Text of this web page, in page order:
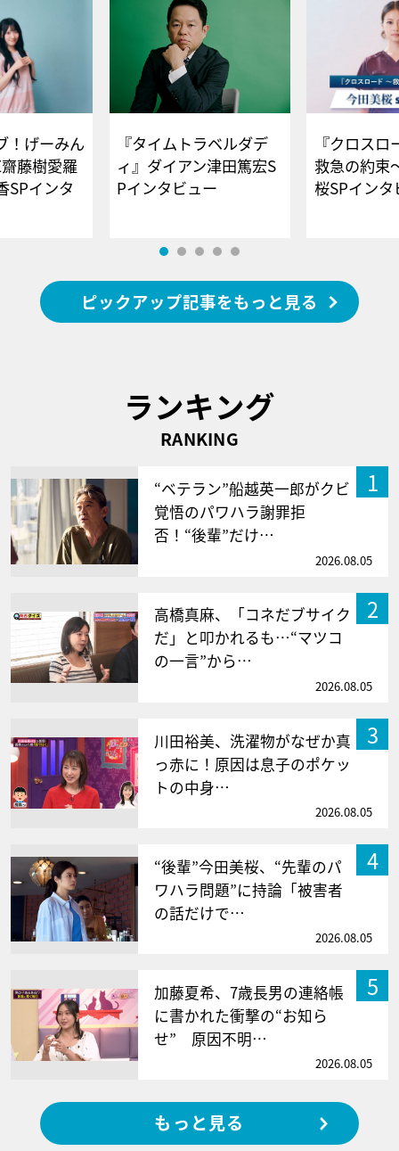
！げーみん
藤樹愛羅
SPインタ
『タイムトラベルダデ
ィ』ダイアン津田篤宏S
Pインタビュー
『クロス
救急の約束
桜SPイ
ピックアップ記事をもっと見る
ランキング
RANKING
1
“ベテラン”船越英一郎がクビ
覚悟のパワハラ謝罪拒
否！“後輩”だけ…
2026.08.05
2
高橋真麻、「コネだブサイク
だ」と叩かれるも…“マツコ
の一言”から…
2026.08.05
3
川田裕美、洗濯物がなぜか真
っ赤に！原因は息子のポケッ
トの中身…
2026.08.05
4
“後輩”今田美桜、“先輩のパ
ワハラ問題”に持論「被害者
の話だけで…
2026.08.05
5
加藤夏希、7歳長男の連絡帳
に書かれた衝撃の“お知ら
せ” 原因不明…
2026.08.05
もっと見る